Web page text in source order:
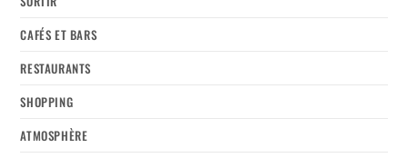
CAFÉS ET BARS
RESTAURANTS
SHOPPING
ATMOSPHÈRE